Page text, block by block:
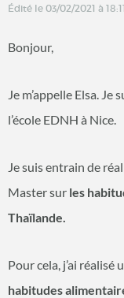
Édité le 03/02/2021 à 18:11
Bonjour,
Je m’appelle Elsa.
l’école EDNH à Nice.
Je suis entrain de
Master sur les
Thaïlande.
Pour cela, j’ai
habitudes